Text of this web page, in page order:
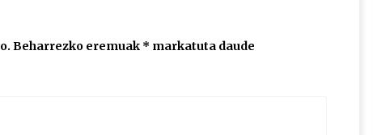
Beharrezko eremuak * markatuta daude